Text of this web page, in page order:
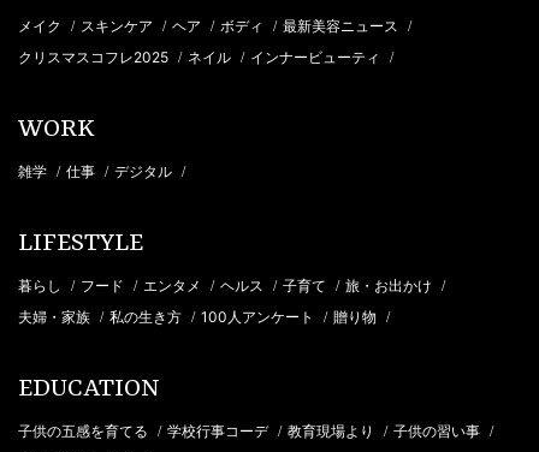
メイク / スキンケア / ヘア / ボディ / 最新美容ニュース /
クリスマスコフレ2025 / ネイル / インナービューティ /
WORK
雑学 / 仕事 / デジタル /
LIFESTYLE
暮らし / フード / エンタメ / ヘルス / 子育て / 旅・お出かけ /
夫婦・家族 / 私の生き方 / 100人アンケート / 贈り物 /
EDUCATION
子供の五感を育てる / 学校行事コーデ / 教育現場より / 子供の習い事 /